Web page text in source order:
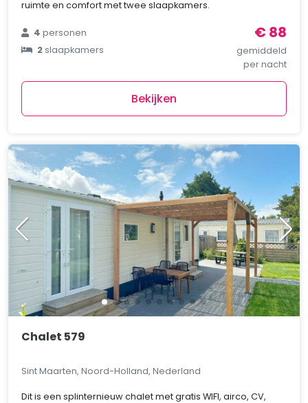
ruimte en comfort met twee slaapkamers.
4personen
2slaapkamers
€ 88
gemiddeld
per nacht
Bekijken
Chalet 579
Sint Maarten, Noord-Holland, Nederland
Dit is een splinternieuw chalet met gratis WIFI, airco, CV,